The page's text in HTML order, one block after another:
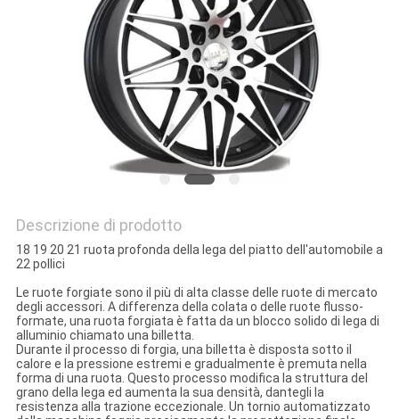
Descrizione di prodotto
18 19 20 21 ruota profonda della lega del piatto dell'automobile a
22 pollici
Le ruote forgiate sono il più di alta classe delle ruote di mercato
degli accessori. A differenza della colata o delle ruote flusso-
formate, una ruota forgiata è fatta da un blocco solido di lega di
alluminio chiamato una billetta.
Durante il processo di forgia, una billetta è disposta sotto il
calore e la pressione estremi e gradualmente è premuta nella
forma di una ruota. Questo processo modifica la struttura del
grano della lega ed aumenta la sua densità, dantegli la
resistenza alla trazione eccezionale. Un tornio automatizzato